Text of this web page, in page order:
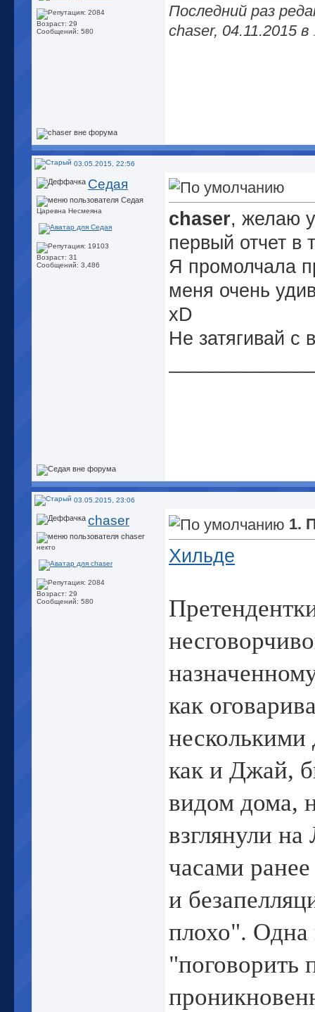
Возраст: 29
Сообщений: 580
Последний раз
chaser, 04.11.2015 в
03.05.2015, 22:56
Седая
Царевна Несмеяна
Возраст: 31
Сообщений: 3,486
chaser, желаю
первый отчет в
Я промолчала
меня очень
xD
Не затягивай с
03.05.2015, 23:06
chaser
некто
Возраст: 29
Сообщений: 580
1.
Хильде
как
как и Джай,
видом дома,
взглянули
часами
и
плохо". Одна